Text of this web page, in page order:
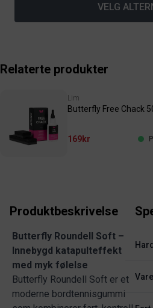
VELG
Relaterte produkter
Lim
Butterfly Free Chack
169kr
Produktbeskrivelse
Butterfly Roundell Soft –
Innebygd katapulteffekt
med myk følelse
Butterfly Roundell Soft er et
moderne bordtennisgummi